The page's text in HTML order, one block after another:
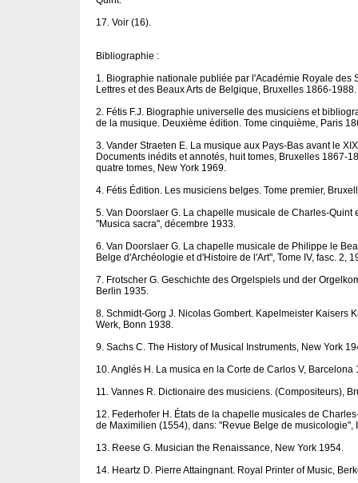
17. Voir (16).
Bibliographie :
1. Biographie nationale publiée par l'Académie Royale des
Lettres et des Beaux Arts de Belgique, Bruxelles 1866-1988.
2. Fétis F.J. Biographie universelle des musiciens et
de la musique. Deuxième édition. Tome cinquième, Paris
3. Vander Straeten E. La musique aux Pays-Bas avant le
Documents inédits et annotés, huit tomes, Bruxelles 1867-
quatre tomes, New York 1969.
4. Fétis Édition. Les musiciens belges. Tome premier,
5. Van Doorslaer G. La chapelle musicale de Charles-Quint
"Musica sacra", décembre 1933.
6. Van Doorslaer G. La chapelle musicale de Philippe le
Belge d'Archéologie et d'Histoire de l'Art", Tome IV, fasc. 2,
7. Frotscher G. Geschichte des Orgelspiels und der
Berlin 1935.
8. Schmidt-Gorg J. Nicolas Gombert. Kapelmeister Kaisers
Werk, Bonn 1938.
9. Sachs C. The History of Musical Instruments, New York
10. Anglés H. La musica en la Corte de Carlos V, Barcelona
11. Vannes R. Dictionaire des musiciens. (Compositeurs),
12. Federhofer H. États de la chapelle musicales de
de Maximilien (1554), dans: "Revue Belge de musicologie",
13. Reese G. Musician the Renaissance, New York 1954.
14. Heartz D. Pierre Attaingnant. Royal Printer of Music,